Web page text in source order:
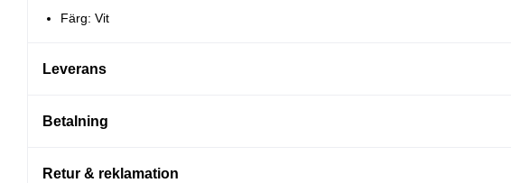
Färg: Vit
Leverans
Betalning
Retur & reklamation